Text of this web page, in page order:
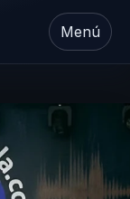
Menú